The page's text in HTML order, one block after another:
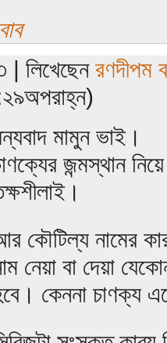
| লিখেছেন রণদীপম
মামুন ভাই।
জন্মস্থান
কৌটিল্য নামের
নেয়া বা দেয়া
কেননা চাণক্য